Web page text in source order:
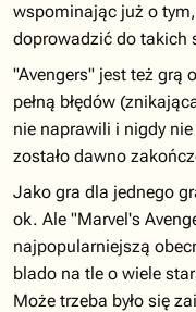
wspominając już o
doprowadzić do takich
"Avengers" jest też grą
pełną błędów
nie naprawili i nigdy
zostało dawno
Jako gra dla jednego
ok. Ale "Marvel's
najpopularniejszą
blado na tle o wiele
Może trzeba było się